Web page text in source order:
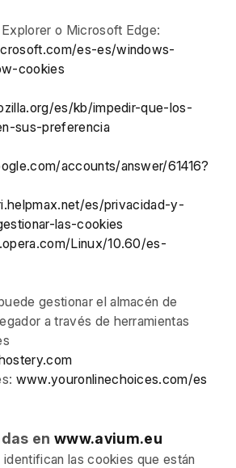
o Microsoft Edge:
es-es/windows-
cookies
es/kb/impedir-que-los-
sus-preferencia
accounts/answer/61416?
es/privacidad-y-
las-cookies
Linux/10.60/es-
gestionar el almacén de
a través de herramientas
www.youronlinechoices.com/es
enwww.avium.eu
las cookies que están